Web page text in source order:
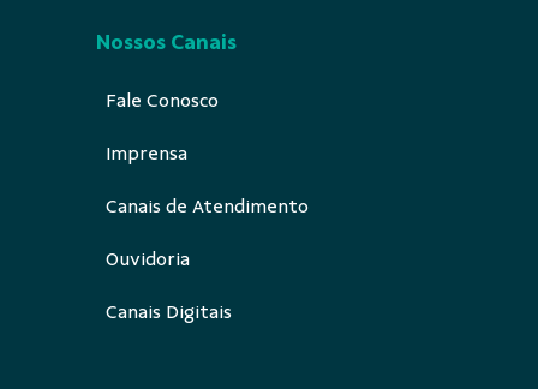
Nossos Canais
Fale Conosco
Imprensa
Canais de Atendimento
Ouvidoria
Canais Digitais